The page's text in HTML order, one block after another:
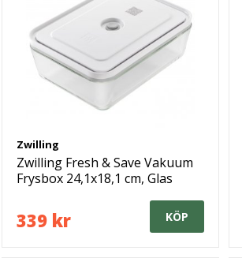
Zwilling
Zwilling Fresh & Save Vakuum
Frysbox 24,1x18,1 cm, Glas
339 kr KÖP